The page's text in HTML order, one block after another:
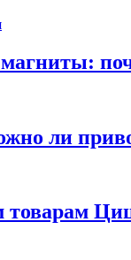
ли
товарам